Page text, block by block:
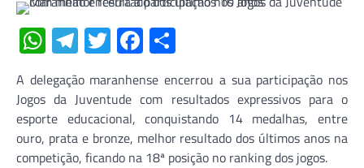
WhatsApp
Telegram
TwitterFacebook
A delegação maranhense encerrou a sua participação nos
Jogos da Juventude com resultados expressivos para o
esporte educacional, conquistando 14 medalhas, entre
ouro, prata e bronze, melhor resultado dos últimos anos na
competição, ficando na 18ª posição no ranking dos jogos.